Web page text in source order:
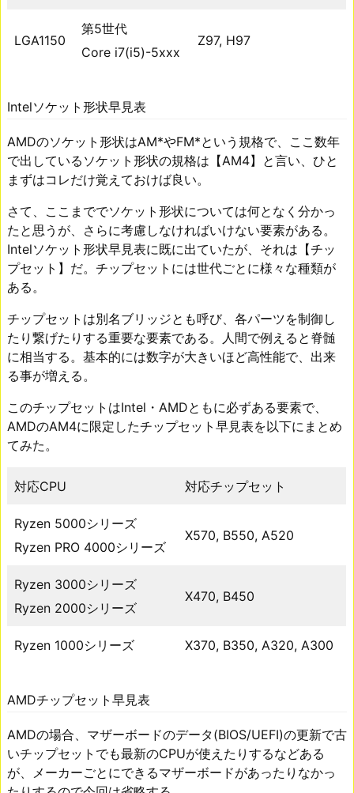
LGA1150
第5世代
Core i7(i5)-5xxx
Z97, H97
Intelソケット形状早見表
AMDのソケット形状はAM*やFM*という規格で、ここ数年
で出しているソケット形状の規格は【AM4】と言い、ひと
まずはコレだけ覚えておけば良い。
さて、ここまででソケット形状については何となく分かっ
たと思うが、さらに考慮しなければいけない要素がある。
Intelソケット形状早見表に既に出ていたが、それは【チッ
プセット】だ。チップセットには世代ごとに様々な種類が
ある。
チップセットは別名ブリッジとも呼び、各パーツを制御し
たり繋げたりする重要な要素である。人間で例えると脊髄
に相当する。基本的には数字が大きいほど高性能で、出来
る事が増える。
このチップセットはIntel・AMDともに必ずある要素で、
AMDのAM4に限定したチップセット早見表を以下にまとめ
てみた。
対応CPU 対応チップセット
Ryzen 5000シリーズ
Ryzen PRO 4000シリーズ
X570, B550, A520
Ryzen 3000シリーズ
Ryzen 2000シリーズ
X470, B450
Ryzen 1000シリーズ X370, B350, A320, A300
AMDチップセット早見表
AMDの場合、マザーボードのデータ(BIOS/UEFI)の更新で古
いチップセットでも最新のCPUが使えたりするなどある
が、メーカーごとにできるマザーボードがあったりなかっ